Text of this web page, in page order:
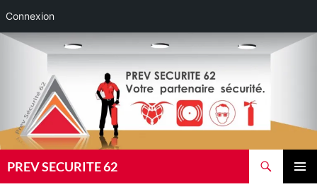
Connexion
Aller
PREV SECURITE 62